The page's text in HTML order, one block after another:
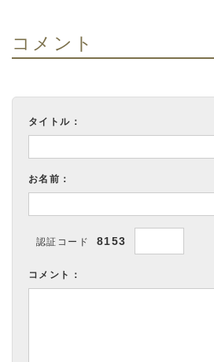
コメント
タイトル：
お名前：
認証コード 8153
コメント：